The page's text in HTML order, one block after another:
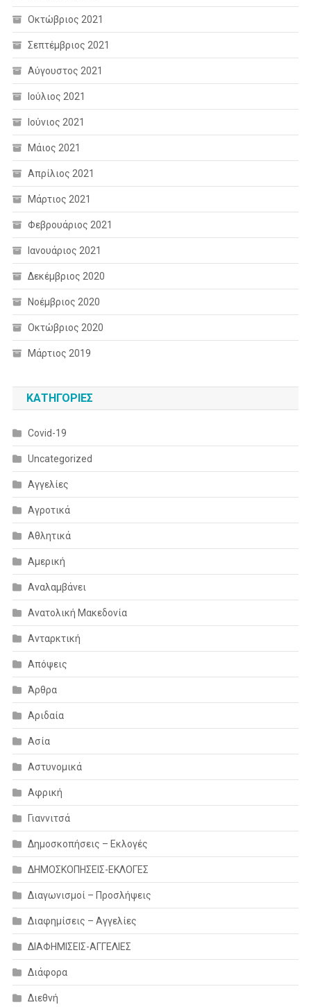
Οκτώβριος 2021
Σεπτέμβριος 2021
Αύγουστος 2021
Ιούλιος 2021
Ιούνιος 2021
Μάιος 2021
Απρίλιος 2021
Μάρτιος 2021
Φεβρουάριος 2021
Ιανουάριος 2021
Δεκέμβριος 2020
Νοέμβριος 2020
Οκτώβριος 2020
Μάρτιος 2019
KΑΤΗΓΟΡΊΕΣ
Covid-19
Uncategorized
Αγγελίες
Αγροτικά
Αθλητικά
Αμερική
Αναλαμβάνει
Ανατολική Μακεδονία
Ανταρκτική
Απόψεις
Άρθρα
Αριδαία
Ασία
Αστυνομικά
Αφρική
Γιαννιτσά
Δημοσκοπήσεις – Εκλογές
ΔΗΜΟΣΚΟΠΗΣΕΙΣ-ΕΚΛΟΓΕΣ
Διαγωνισμοί – Προσλήψεις
Διαφημίσεις – Αγγελίες
ΔΙΑΦΗΜΙΣΕΙΣ-ΑΓΓΕΛΙΕΣ
Διάφορα
Διεθνή